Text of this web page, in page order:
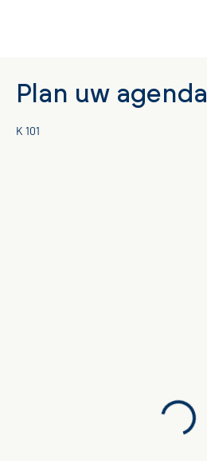
Plan uw agenda
K 101